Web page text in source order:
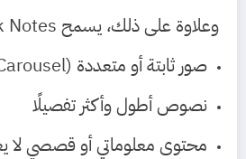
وعلاوة على ذلك، يسمح TikTok Notes بنشر:
صور ثابتة أو متعددة (Carousel)
نصوص أطول وأكثر تفصيلًا
محتوى معلوماتي أو قصصي لا